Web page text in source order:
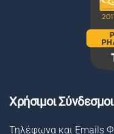
Χρήσιμοι Σύνδεσμοι
Τηλέφωνα και Emails